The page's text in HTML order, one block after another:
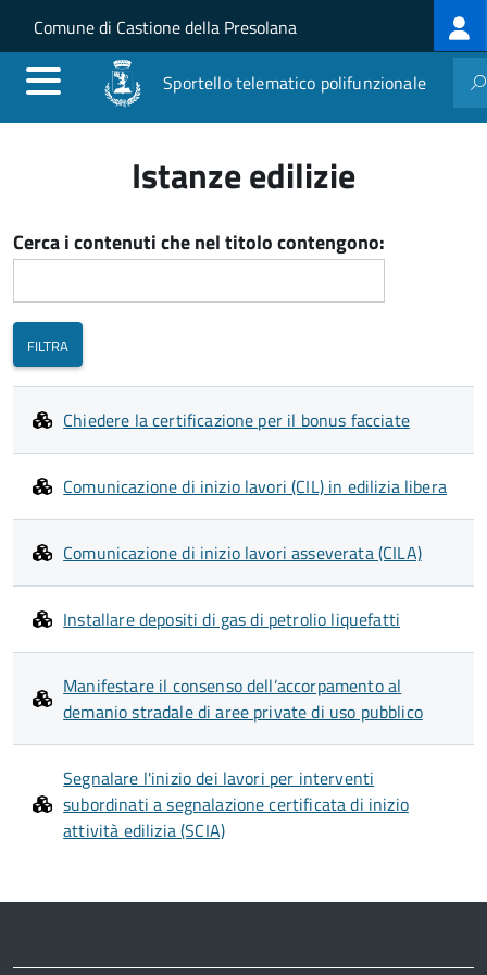
Salta al contenuto principale
Skip to site navigation
Comune di Castione della Presolana
Sportello telematico polifunzionale
Istanze edilizie
Cerca i contenuti che nel titolo contengono:
Chiedere la certificazione per il bonus facciate
Comunicazione di inizio lavori (CIL) in edilizia libera
Comunicazione di inizio lavori asseverata (CILA)
Installare depositi di gas di petrolio liquefatti
Manifestare il consenso dell’accorpamento al
demanio stradale di aree private di uso pubblico
Segnalare l'inizio dei lavori per interventi
subordinati a segnalazione certificata di inizio
attività edilizia (SCIA)